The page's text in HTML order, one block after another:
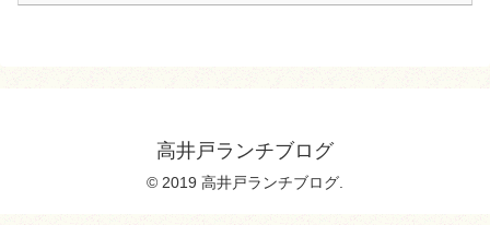
高井戸ランチブログ
© 2019 高井戸ランチブログ.